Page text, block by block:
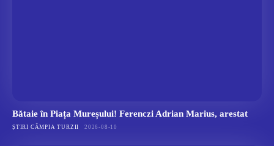
Bătaie în Piața Mureșului! Ferenczi Adrian Marius, arestat
ȘTIRI CÂMPIA TURZII 2026-08-10